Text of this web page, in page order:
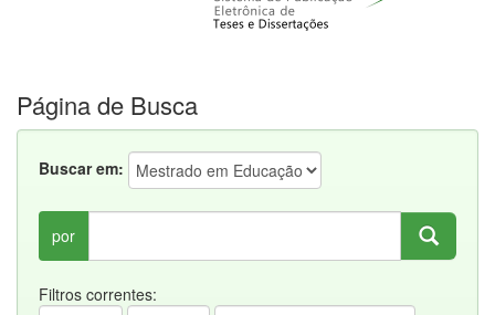
Página de Busca
Buscar em:
por
Filtros correntes: